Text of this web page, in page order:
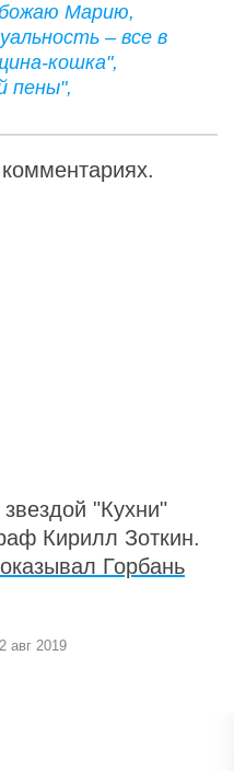
Марию,
– все в
кошка",
пены",
"Кухни"
Кирилл Зоткин.
Горбань
авг 2019